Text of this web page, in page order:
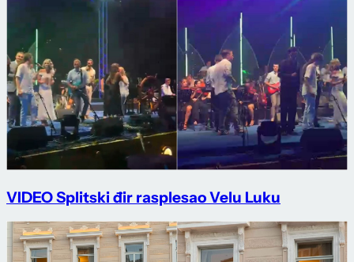
VIDEO Splitski đir rasplesao Velu Luku